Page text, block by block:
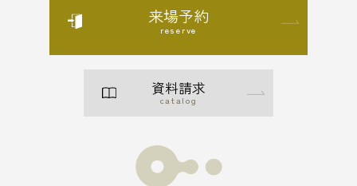
来場予約
reserve
資料請求
catalog